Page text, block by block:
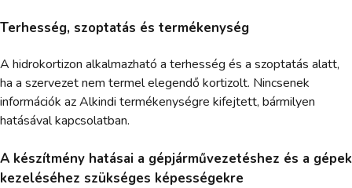
Terhesség, szoptatás és termékenység
A hidrokortizon alkalmazható a terhesség és a szoptatás alatt,
ha a szervezet nem termel elegendő kortizolt. Nincsenek
információk az Alkindi termékenységre kifejtett, bármilyen
hatásával kapcsolatban.
A készítmény hatásai a gépjárművezetéshez és a gépek
kezeléséhez szükséges képességekre